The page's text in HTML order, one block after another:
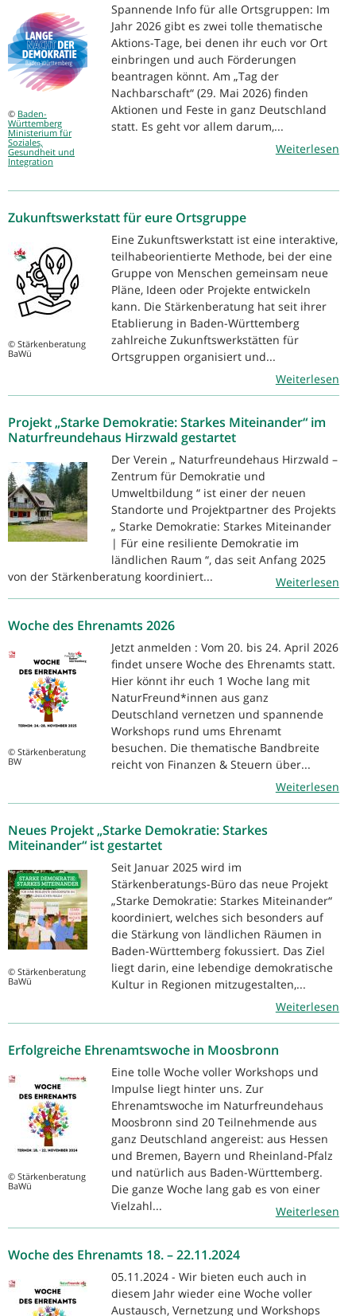
© Baden-
Württemberg
Ministerium für
Soziales,
Gesundheit und
Integration
Spannende Info für alle Ortsgruppen: Im
Jahr 2026 gibt es zwei tolle thematische
Aktions-Tage, bei denen ihr euch vor Ort
einbringen und auch Förderungen
beantragen könnt. Am „Tag der
Nachbarschaft“ (29. Mai 2026) finden
Aktionen und Feste in ganz Deutschland
statt. Es geht vor allem darum,...
Weiterlesen
Zukunftswerkstatt für eure Ortsgruppe
© Stärkenberatung
BaWü
Eine Zukunftswerkstatt ist eine interaktive,
teilhabeorientierte Methode, bei der eine
Gruppe von Menschen gemeinsam neue
Pläne, Ideen oder Projekte entwickeln
kann. Die Stärkenberatung hat seit ihrer
Etablierung in Baden-Württemberg
zahlreiche Zukunftswerkstätten für
Ortsgruppen organisiert und...
Weiterlesen
Projekt „Starke Demokratie: Starkes Miteinander“ im
Naturfreundehaus Hirzwald gestartet
Der Verein „ Naturfreundehaus Hirzwald –
Zentrum für Demokratie und
Umweltbildung “ ist einer der neuen
Standorte und Projektpartner des Projekts
„ Starke Demokratie: Starkes Miteinander
| Für eine resiliente Demokratie im
ländlichen Raum “, das seit Anfang 2025
von der Stärkenberatung koordiniert...
Weiterlesen
Woche des Ehrenamts 2026
© Stärkenberatung
BW
Jetzt anmelden : Vom 20. bis 24. April 2026
findet unsere Woche des Ehrenamts statt.
Hier könnt ihr euch 1 Woche lang mit
NaturFreund*innen aus ganz
Deutschland vernetzen und spannende
Workshops rund ums Ehrenamt
besuchen. Die thematische Bandbreite
reicht von Finanzen & Steuern über...
Weiterlesen
Neues Projekt „Starke Demokratie: Starkes
Miteinander“ ist gestartet
© Stärkenberatung
BaWü
Seit Januar 2025 wird im
Stärkenberatungs-Büro das neue Projekt
„Starke Demokratie: Starkes Miteinander“
koordiniert, welches sich besonders auf
die Stärkung von ländlichen Räumen in
Baden-Württemberg fokussiert. Das Ziel
liegt darin, eine lebendige demokratische
Kultur in Regionen mitzugestalten,...
Weiterlesen
Erfolgreiche Ehrenamtswoche in Moosbronn
© Stärkenberatung
BaWü
Eine tolle Woche voller Workshops und
Impulse liegt hinter uns. Zur
Ehrenamtswoche im Naturfreundehaus
Moosbronn sind 20 Teilnehmende aus
ganz Deutschland angereist: aus Hessen
und Bremen, Bayern und Rheinland-Pfalz
und natürlich aus Baden-Württemberg.
Die ganze Woche lang gab es von einer
Vielzahl...
Weiterlesen
Woche des Ehrenamts 18. – 22.11.2024
05.11.2024 - Wir bieten euch auch in
diesem Jahr wieder eine Woche voller
Austausch, Vernetzung und Workshops